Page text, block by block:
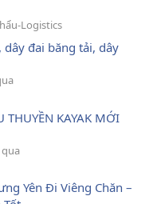
Logistics
dây đai băng tải, dây
THUYỀN KAYAK MỚI
qua
Yên Đi Viêng Chăn –